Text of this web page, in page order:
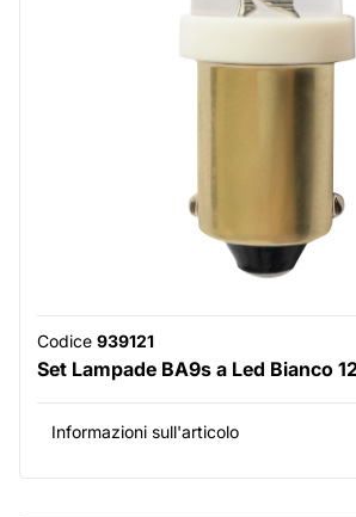
Codice 939121
Set Lampade BA9s a Led Bianco
Informazioni sull'articolo